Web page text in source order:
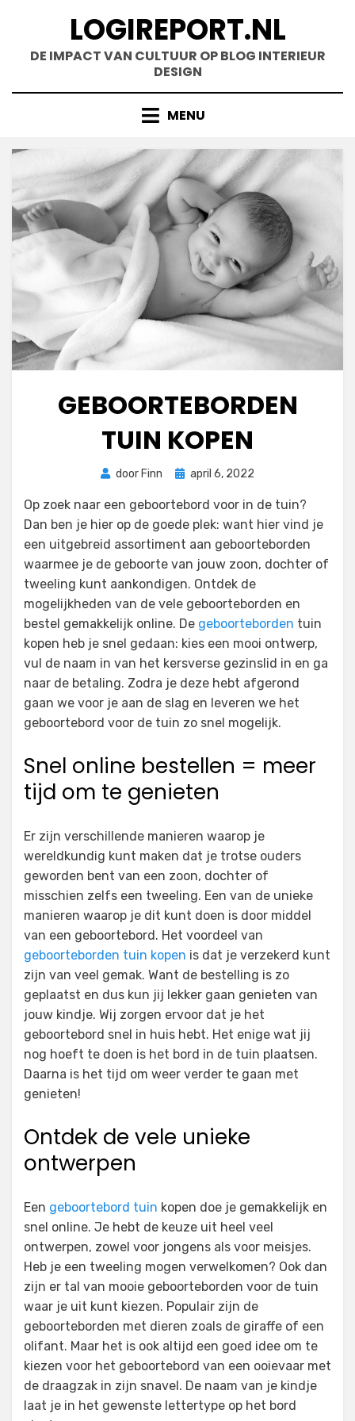
inhoud
LOGIREPORT.NL
DE IMPACT VAN CULTUUR OP BLOG INTERIEUR
DESIGN
MENU
GEBOORTEBORDEN
TUIN KOPEN
door Finn
Geplaatst
april 6, 2022
Op zoek naar een geboortebord voor in de tuin?
Dan ben je hier op de goede plek: want hier vind je
een uitgebreid assortiment aan geboorteborden
waarmee je de geboorte van jouw zoon, dochter of
tweeling kunt aankondigen. Ontdek de
mogelijkheden van de vele geboorteborden en
bestel gemakkelijk online. De geboorteborden tuin
kopen heb je snel gedaan: kies een mooi ontwerp,
vul de naam in van het kersverse gezinslid in en ga
naar de betaling. Zodra je deze hebt afgerond
gaan we voor je aan de slag en leveren we het
geboortebord voor de tuin zo snel mogelijk.
Snel online bestellen = meer
tijd om te genieten
Er zijn verschillende manieren waarop je
wereldkundig kunt maken dat je trotse ouders
geworden bent van een zoon, dochter of
misschien zelfs een tweeling. Een van de unieke
manieren waarop je dit kunt doen is door middel
van een geboortebord. Het voordeel van
geboorteborden tuin kopen is dat je verzekerd kunt
zijn van veel gemak. Want de bestelling is zo
geplaatst en dus kun jij lekker gaan genieten van
jouw kindje. Wij zorgen ervoor dat je het
geboortebord snel in huis hebt. Het enige wat jij
nog hoeft te doen is het bord in de tuin plaatsen.
Daarna is het tijd om weer verder te gaan met
genieten!
Ontdek de vele unieke
ontwerpen
Een geboortebord tuin kopen doe je gemakkelijk en
snel online. Je hebt de keuze uit heel veel
ontwerpen, zowel voor jongens als voor meisjes.
Heb je een tweeling mogen verwelkomen? Ook dan
zijn er tal van mooie geboorteborden voor de tuin
waar je uit kunt kiezen. Populair zijn de
geboorteborden met dieren zoals de giraffe of een
olifant. Maar het is ook altijd een goed idee om te
kiezen voor het geboortebord van een ooievaar met
de draagzak in zijn snavel. De naam van je kindje
laat je in het gewenste lettertype op het bord